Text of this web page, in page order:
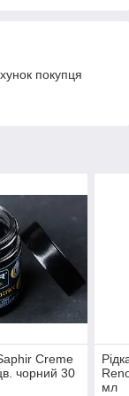
покупця
Creme
чорний 30
мл